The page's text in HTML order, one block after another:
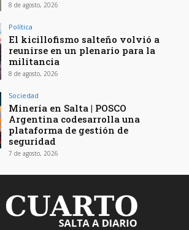
8 de agosto, 2026
Política
El kicillofismo salteño volvió a
reunirse en un plenario para la
militancia
8 de agosto, 2026
Sociedad
Minería en Salta | POSCO
Argentina codesarrolla una
plataforma de gestión de
seguridad
7 de agosto, 2026